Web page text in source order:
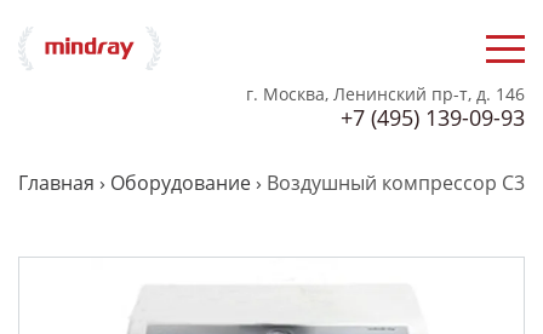
г. Москва, Ленинский пр-т, д. 146
+7 (495) 139-09-93
Главная › Оборудование › Воздушный компрессор C3